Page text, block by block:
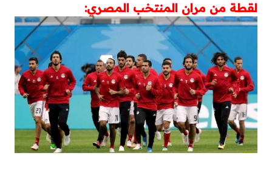
لقطة من مران المنتخب المصري: